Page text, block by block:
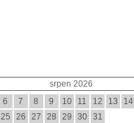
srpen 2026
6 7 8 9 10 11 12 13 14
25 26 27 28 29 30 31